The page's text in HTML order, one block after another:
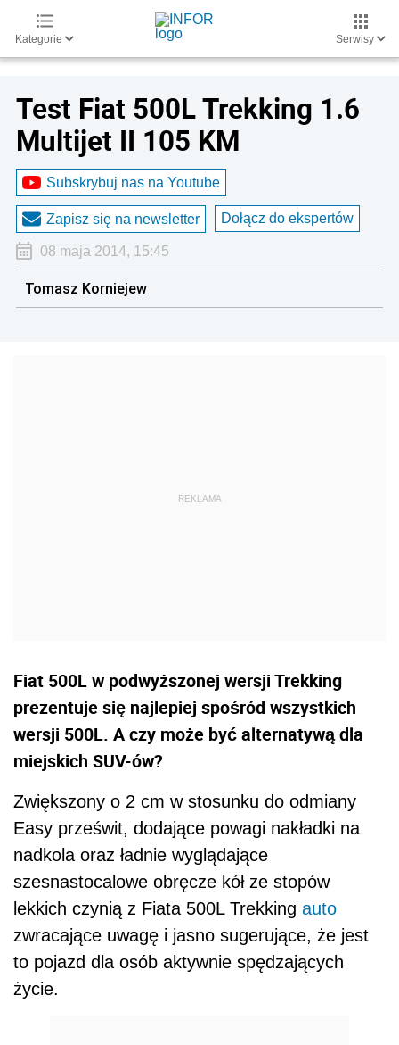
Kategorie Serwisy
Test Fiat 500L Trekking 1.6
Multijet II 105 KM
Subskrybuj nas na Youtube
Zapisz się na newsletter Dołącz do ekspertów
08 maja 2014, 15:45
Tomasz Korniejew
Fiat 500L w podwyższonej wersji Trekking
prezentuje się najlepiej spośród wszystkich
wersji 500L. A czy może być alternatywą dla
miejskich SUV-ów?
Zwiększony o 2 cm w stosunku do odmiany
Easy prześwit, dodające powagi nakładki na
nadkola oraz ładnie wyglądające
szesnastocalowe obręcze kół ze stopów
lekkich czynią z Fiata 500L Trekking auto
zwracające uwagę i jasno sugerujące, że jest
to pojazd dla osób aktywnie spędzających
życie.